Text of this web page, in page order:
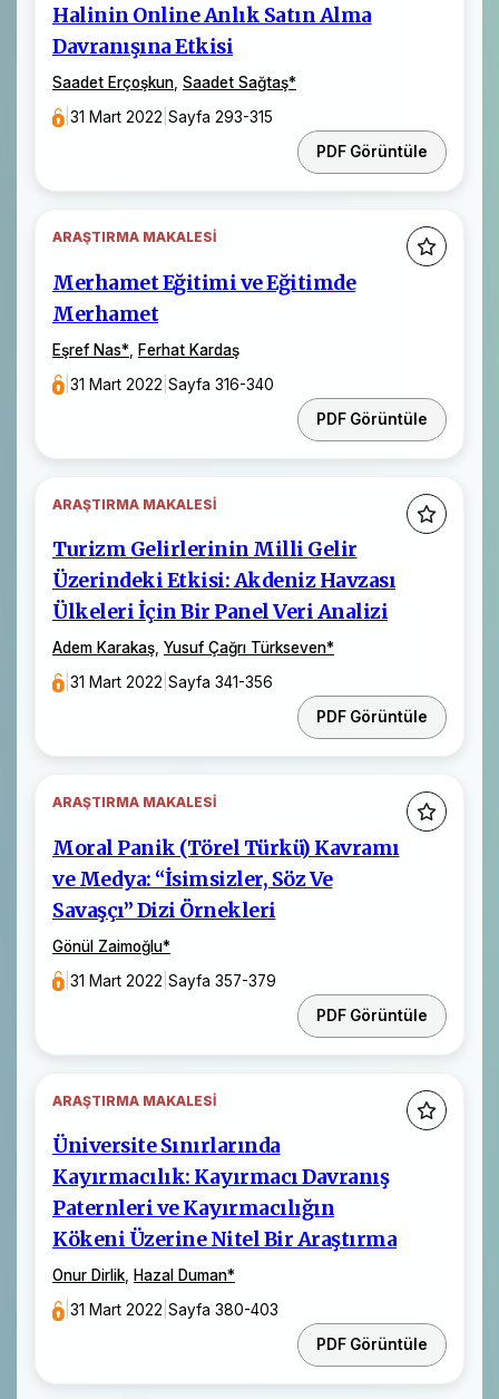
Halinin Online Anlık Satın Alma
Davranışına Etkisi
Saadet Erçoşkun Saadet Sağtaş*
|31 Mart 2022 |Sayfa 293-315
PDF Görüntüle
ARAŞTIRMA MAKALESI
Merhamet Eğitimi ve Eğitimde
Merhamet
Eşref Nas* Ferhat Kardaş
|31 Mart 2022 |Sayfa 316-340
PDF Görüntüle
ARAŞTIRMA MAKALESI
Turizm Gelirlerinin Milli Gelir
Üzerindeki Etkisi: Akdeniz Havzası
Ülkeleri İçin Bir Panel Veri Analizi
Adem Karakaş Yusuf Çağrı Türkseven*
|31 Mart 2022 |Sayfa 341-356
PDF Görüntüle
ARAŞTIRMA MAKALESI
Moral Panik (Törel Türkü) Kavramı
ve Medya: “İsimsizler, Söz Ve
Savaşçı” Dizi Örnekleri
Gönül Zaimoğlu*
|31 Mart 2022 |Sayfa 357-379
PDF Görüntüle
ARAŞTIRMA MAKALESI
Üniversite Sınırlarında
Kayırmacılık: Kayırmacı Davranış
Paternleri ve Kayırmacılığın
Kökeni Üzerine Nitel Bir Araştırma
Onur Dirlik, Hazal Duman*
|31 Mart 2022 |Sayfa 380-403
PDF Görüntüle